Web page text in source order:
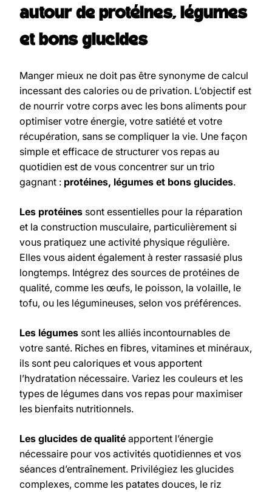
autour de protéines, légumes
et bons glucides
Manger mieux ne doit pas être synonyme de calcul
incessant des calories ou de privation. L’objectif est
de nourrir votre corps avec les bons aliments pour
optimiser votre énergie, votre satiété et votre
récupération, sans se compliquer la vie. Une façon
simple et efficace de structurer vos repas au
quotidien est de vous concentrer sur un trio
gagnant : protéines, légumes et bons glucides.
Les protéines sont essentielles pour la réparation
et la construction musculaire, particulièrement si
vous pratiquez une activité physique régulière.
Elles vous aident également à rester rassasié plus
longtemps. Intégrez des sources de protéines de
qualité, comme les œufs, le poisson, la volaille, le
tofu, ou les légumineuses, selon vos préférences.
Les légumes sont les alliés incontournables de
votre santé. Riches en fibres, vitamines et minéraux,
ils sont peu caloriques et vous apportent
l’hydratation nécessaire. Variez les couleurs et les
types de légumes dans vos repas pour maximiser
les bienfaits nutritionnels.
Les glucides de qualité apportent l’énergie
nécessaire pour vos activités quotidiennes et vos
séances d’entraînement. Privilégiez les glucides
complexes, comme les patates douces, le riz